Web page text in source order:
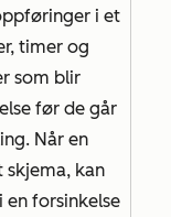
i et
timer og
som blir
før de går
Når en
skjema, kan
en forsinkelse